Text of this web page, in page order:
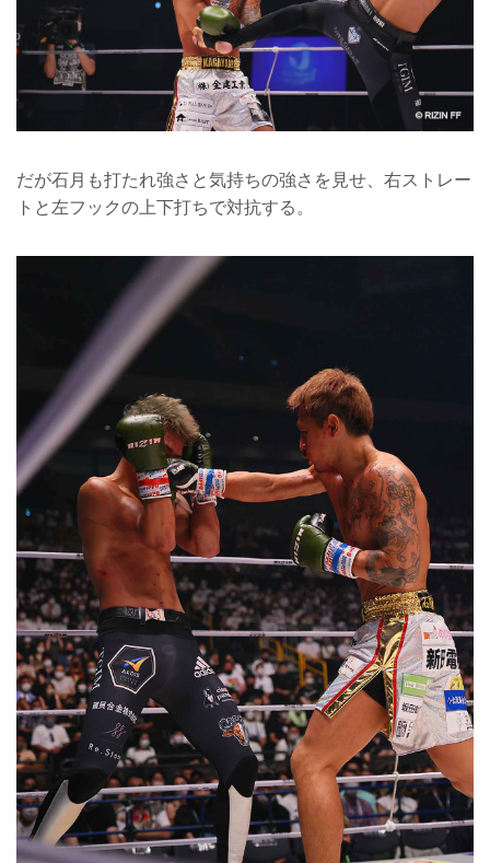
だが石月も打たれ強さと気持ちの強さを見せ、右ストレー
トと左フックの上下打ちで対抗する。